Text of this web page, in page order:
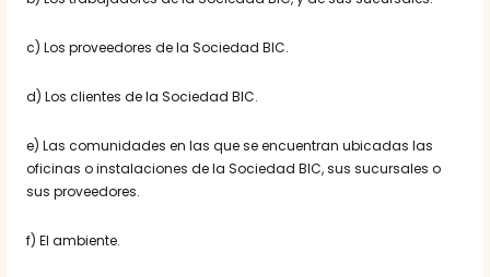
c) Los proveedores de la Sociedad BIC.
d) Los clientes de la Sociedad BIC.
e) Las comunidades en las que se encuentran ubicadas las
oficinas o instalaciones de la Sociedad BIC, sus sucursales o
sus proveedores.
f) El ambiente.